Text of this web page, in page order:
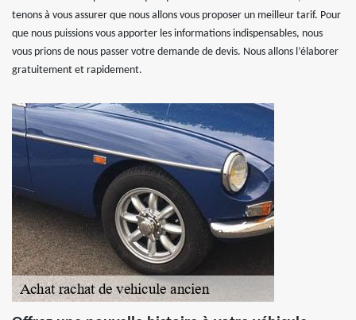
tenons à vous assurer que nous allons vous proposer un meilleur tarif. Pour
que nous puissions vous apporter les informations indispensables, nous
vous prions de nous passer votre demande de devis. Nous allons l’élaborer
gratuitement et rapidement.